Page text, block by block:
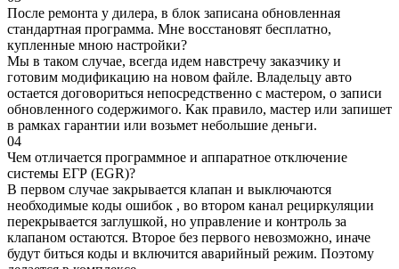
После ремонта у дилера, в блок записана обновленная
стандартная программа. Мне восстановят бесплатно,
купленные мною настройки?
Мы в таком случае, всегда идем навстречу заказчику и
готовим модификацию на новом файле. Владельцу авто
остается договориться непосредственно с мастером, о записи
обновленного содержимого. Как правило, мастер или запишет
в рамках гарантии или возьмет небольшие деньги.
04
Чем отличается программное и аппаратное отключение
системы ЕГР (EGR)?
В первом случае закрывается клапан и выключаются
необходимые коды ошибок , во втором канал рециркуляции
перекрывается заглушкой, но управление и контроль за
клапаном остаются. Второе без первого невозможно, иначе
будут биться коды и включится аварийный режим. Поэтому